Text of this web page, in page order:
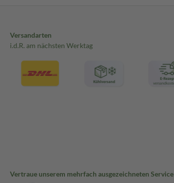
Versandarten
i.d.R. am nächsten Werktag
Vertraue unserem mehrfach ausgezeichneten Service